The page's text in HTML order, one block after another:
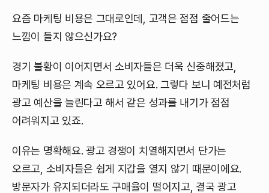
요즘 마케팅 비용은 그대로인데, 고객은 점점 줄어드는
느낌이 들지 않으신가요?
경기 불황이 이어지면서 소비자들은 더욱 신중해졌고,
마케팅 비용은 계속 오르고 있어요. 그렇다 보니 예전처럼
광고 예산을 늘린다고 해서 같은 성과를 내기가 점점
어려워지고 있죠.
이유는 명확해요. 광고 경쟁이 치열해지면서 단가는
오르고, 소비자들은 쉽게 지갑을 열지 않기 때문이에요.
방문자가 유지되더라도 구매율이 떨어지고, 결국 광고